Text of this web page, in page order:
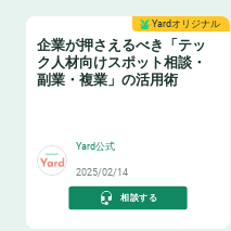
Yardオリジナル
企業が押さえるべき「テッ
ク人材向けスポット相談・
副業・複業」の活用術
Yard公式
2025/02/14
相談する